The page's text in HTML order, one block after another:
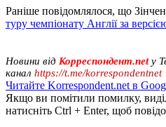
Раніше повідомлялося, що
туру чемпіонату Англії за
Новини від Корреспондент.netу
канал https://t.me/korrespondentnet
Читайте Korrespondent.net в
Якщо ви помітили помилку,
натисніть Ctrl + Enter, щоб